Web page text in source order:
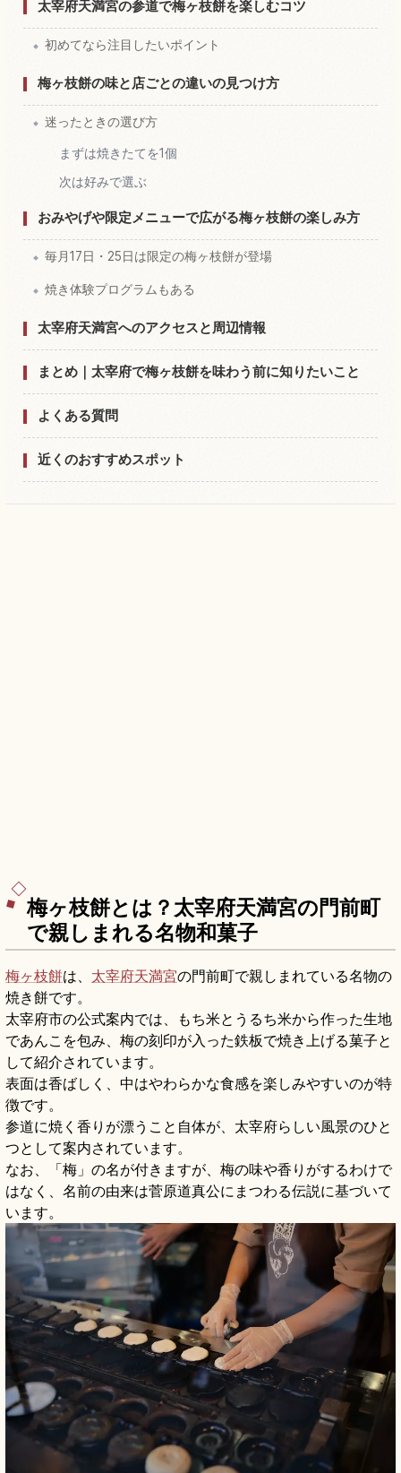
太宰府天満宮の参道で梅ヶ枝餅を楽しむコツ
初めてなら注目したいポイント
梅ヶ枝餅の味と店ごとの違いの見つけ方
迷ったときの選び方
まずは焼きたてを1個
次は好みで選ぶ
おみやげや限定メニューで広がる梅ヶ枝餅の楽しみ方
毎月17日・25日は限定の梅ヶ枝餅が登場
焼き体験プログラムもある
太宰府天満宮へのアクセスと周辺情報
まとめ｜太宰府で梅ヶ枝餅を味わう前に知りたいこと
よくある質問
近くのおすすめスポット
梅ヶ枝餅とは？太宰府天満宮の門前町
で親しまれる名物和菓子
梅ヶ枝餅は、 太宰府天満宮の門前町で親しまれている名物の
焼き餅です。
太宰府市の公式案内では、もち米とうるち米から作った生地
であんこを包み、梅の刻印が入った鉄板で焼き上げる菓子と
して紹介されています。
表面は香ばしく、中はやわらかな食感を楽しみやすいのが特
徴です。
参道に焼く香りが漂うこと自体が、太宰府らしい風景のひと
つとして案内されています。
なお、「梅」の名が付きますが、梅の味や香りがするわけで
はなく、名前の由来は菅原道真公にまつわる伝説に基づいて
います。